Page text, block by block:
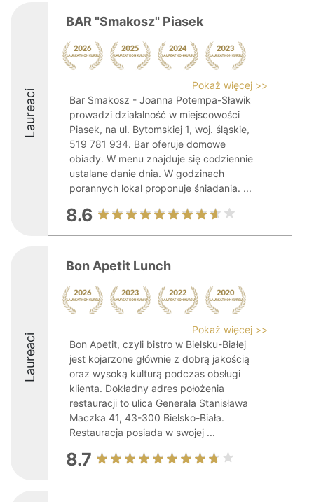
Laureaci
BAR "Smakosz" Piasek
Pokaż więcej >>
Bar Smakosz - Joanna Potempa-Sławik
prowadzi działalność w miejscowości
Piasek, na ul. Bytomskiej 1, woj. śląskie,
519 781 934. Bar oferuje domowe
obiady. W menu znajduje się codziennie
ustalane danie dnia. W godzinach
porannych lokal proponuje śniadania. ...
8.6
Laureaci
Bon Apetit Lunch
Pokaż więcej >>
Bon Apetit, czyli bistro w Bielsku-Białej
jest kojarzone głównie z dobrą jakością
oraz wysoką kulturą podczas obsługi
klienta. Dokładny adres położenia
restauracji to ulica Generała Stanisława
Maczka 41, 43-300 Bielsko-Biała.
Restauracja posiada w swojej ...
8.7